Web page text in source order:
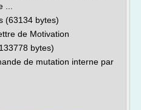
(63134 bytes)
de Motivation
bytes)
de mutation interne par